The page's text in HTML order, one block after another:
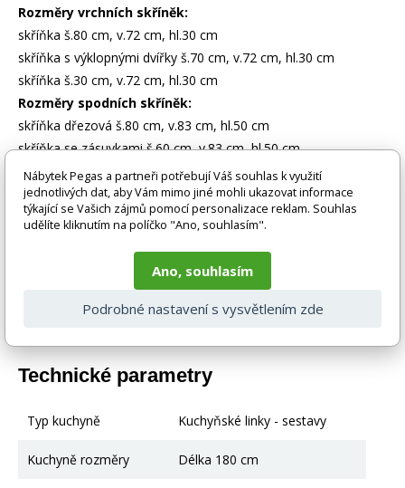
Rozměry vrchních skříněk:
skříňka š.80 cm, v.72 cm, hl.30 cm
skříňka s výklopnými dvířky š.70 cm, v.72 cm, hl.30 cm
skříňka š.30 cm, v.72 cm, hl.30 cm
Rozměry spodních skříněk:
skříňka dřezová š.80 cm, v.83 cm, hl.50 cm
skříňka se zásuvkami š.60 cm, v.83 cm, hl.50 cm
skříňka š.40 cm, v.83 cm, hl.50 cm
Zboží je dodáváno bez doplňků a dekorací (např. textilních
doplňků, spotřebičů, baterie, matrací atd.), nejsou tedy v ceně.
Pokud není uvedeno jinak. Většinou je zboží dodáváno v
demontovaném stavu, dle charakteru zboží. Fotografie mohou
být i ilustrační a barva produktu nemusí odpovídat skutečnosti
vlivem nastavení monitoru a převodem do el. podoby. V
případě nejasností kontaktujte naše klientské centrum
Technické parametry
Typ kuchyně Kuchyňské linky - sestavy
Kuchyně rozměry Délka 180 cm
Nábytek Pegas a partneři potřebují Váš souhlas k využití
jednotlivých dat, aby Vám mimo jiné mohli ukazovat informace
týkající se Vašich zájmů pomocí personalizace reklam. Souhlas
udělíte kliknutím na políčko "Ano, souhlasím".
Ano, souhlasím
Podrobné nastavení s vysvětlením zde